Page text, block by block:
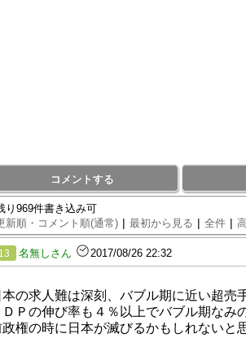
コメントする
り969件書き込み可
新順・コメント順(通常) | 最初から見る | 全件 |
13 名無しさん 2017/08/26 22:32
本の求人難は深刻、バブル期に近い超売
ＤＰの伸び率も４％以上でバブル期なみ
権の時に日本が滅びるかもしれないと